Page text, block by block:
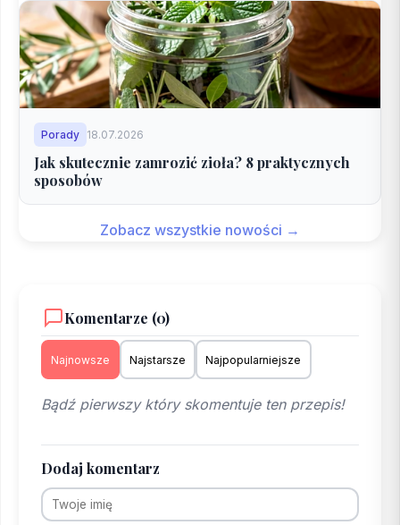
Porady 18.07.2026
Jak skutecznie zamrozić zioła? 8 praktycznych
sposobów
Zobacz wszystkie nowości →
Komentarze (0)
Najnowsze Najstarsze Najpopularniejsze
Bądź pierwszy który skomentuje ten przepis!
Dodaj komentarz